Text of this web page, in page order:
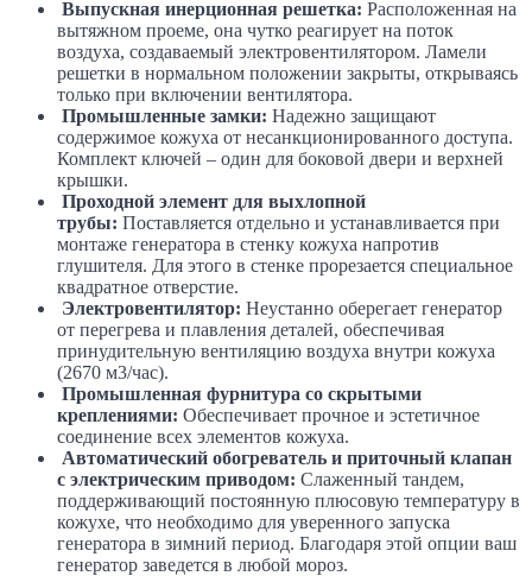
Выпускная инерционная решетка: Расположенная на
вытяжном проеме, она чутко реагирует на поток
воздуха, создаваемый электровентилятором. Ламели
решетки в нормальном положении закрыты, открываясь
только при включении вентилятора.
Промышленные замки: Надежно защищают
содержимое кожуха от несанкционированного доступа.
Комплект ключей – один для боковой двери и верхней
крышки.
Проходной элемент для выхлопной
трубы: Поставляется отдельно и устанавливается при
монтаже генератора в стенку кожуха напротив
глушителя. Для этого в стенке прорезается специальное
квадратное отверстие.
Электровентилятор: Неустанно оберегает генератор
от перегрева и плавления деталей, обеспечивая
принудительную вентиляцию воздуха внутри кожуха
(2670 м3/час).
Промышленная фурнитура со скрытыми
креплениями: Обеспечивает прочное и эстетичное
соединение всех элементов кожуха.
Автоматический обогреватель и приточный клапан
с электрическим приводом: Слаженный тандем,
поддерживающий постоянную плюсовую температуру в
кожухе, что необходимо для уверенного запуска
генератора в зимний период. Благодаря этой опции ваш
генератор заведется в любой мороз.